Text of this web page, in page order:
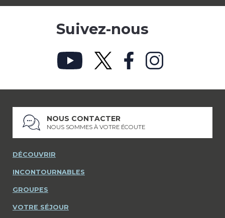
Suivez-nous
NOUS CONTACTER
NOUS SOMMES À VOTRE ÉCOUTE
DÉCOUVRIR
INCONTOURNABLES
GROUPES
VOTRE SÉJOUR